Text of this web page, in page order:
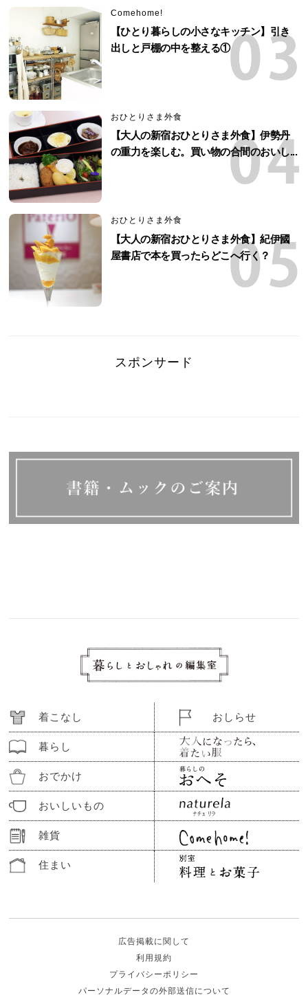
Comehome!
【ひとり暮らしの小さなキッチン】引き
出しと戸棚の中を整える①
おひとりさま外食
【大人の新宿おひとりさま外食】伊勢丹
の重力を楽しむ。買い物の合間のおいし...
おひとりさま外食
【大人の新宿おひとりさま外食】紀伊國
屋書店で本を買ったらどこへ行く？
スポンサード
着こなし
暮らし
おでかけ
おいしいもの
雑貨
住まい
おしらせ
広告掲載に関して
利用規約
プライバシーポリシー
パーソナルデータの外部送信について